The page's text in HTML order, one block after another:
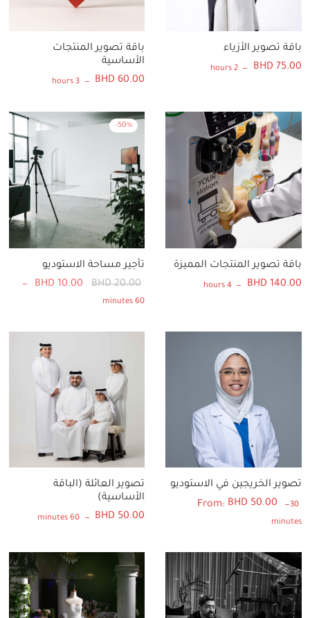
باقة تصوير الأزياء
BHD 75.00
2 hours
باقة تصوير المنتجات
الأساسية
BHD 60.00
3 hours
باقة تصوير المنتجات المميزة
BHD 140.00
4 hours
-50%
تأجير مساحة الاستوديو
BHD20.00
السعر BHD 10.00
السعر
60 minutes
تصوير الخريجين في الاستوديو
From: BHD 50.00
30
minutes
تصوير العائلة (الباقة
الأساسية)
BHD 50.00
60 minutes